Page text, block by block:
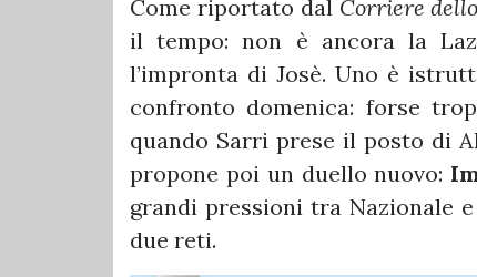
Come riportato dal Corriere
il tempo: non è ancora la
l’impronta di Josè. Uno è
confronto domenica: forse
quando Sarri prese il posto di
propone poi un duello nuovo:
grandi pressioni tra Nazionale
due reti.